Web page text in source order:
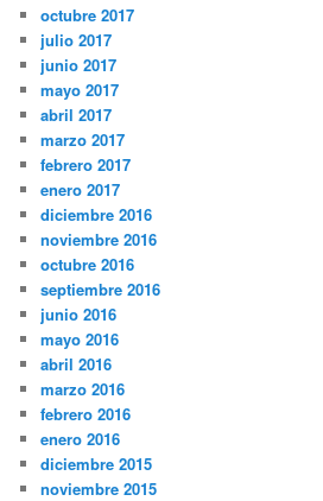
octubre 2017
julio 2017
junio 2017
mayo 2017
abril 2017
marzo 2017
febrero 2017
enero 2017
diciembre 2016
noviembre 2016
octubre 2016
septiembre 2016
junio 2016
mayo 2016
abril 2016
marzo 2016
febrero 2016
enero 2016
diciembre 2015
noviembre 2015